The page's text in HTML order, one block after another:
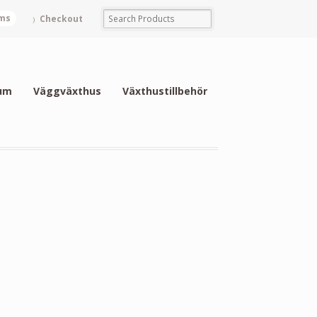
Checkout
Väggväxthus Växthustillbehör